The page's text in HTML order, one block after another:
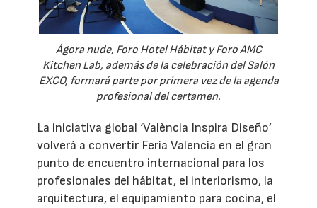
Ágora nude, Foro Hotel Hábitat y Foro AMC
Kitchen Lab, además de la celebración del Salón
EXCO, formará parte por primera vez de la agenda
profesional del certamen.
La iniciativa global ‘València Inspira Diseño’
volverá a convertir Feria Valencia en el gran
punto de encuentro internacional para los
profesionales del hábitat, el interiorismo, la
arquitectura, el equipamiento para cocina, el